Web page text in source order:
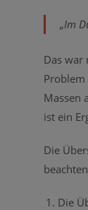
„Im
Das war
Massen
ist ein
Die
Die